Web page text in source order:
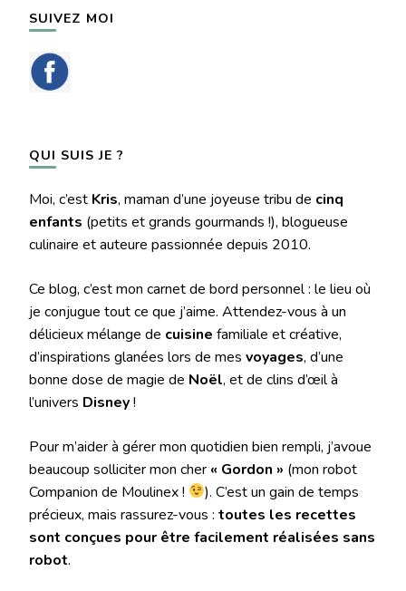
SUIVEZ MOI
QUI SUIS JE ?
Moi, c’est Kris, maman d’une joyeuse tribu de cinq
enfants (petits et grands gourmands !), blogueuse
culinaire et auteure passionnée depuis 2010.
Ce blog, c’est mon carnet de bord personnel : le lieu où
je conjugue tout ce que j’aime. Attendez-vous à un
délicieux mélange de cuisine familiale et créative,
d’inspirations glanées lors de mes voyages, d’une
bonne dose de magie de Noël, et de clins d’œil à
l’univers Disney!
Pour m’aider à gérer mon quotidien bien rempli, j’avoue
beaucoup solliciter mon cher « Gordon » (mon robot
Companion de Moulinex !
). C’est un gain de temps
précieux, mais rassurez-vous : toutes les recettes
sont conçues pour être facilement réalisées sans
robot.